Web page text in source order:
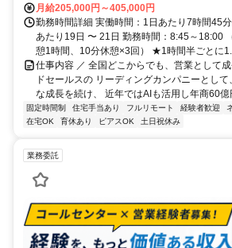
月給205,000円～405,000円
勤務時間詳細 実働時間：1日あたり7時間45
あたり19日 〜 21日 勤務時間：8:45～18:00
憩1時間、10分休憩×3回） ★1時間半ごとに1...
仕事内容 ／ 全国どこからでも、営業として
ドセールスの リーディングカンパニーとし
な成長を続け、 近年ではAIも活用し年商60億
固定時間制 住宅手当あり フルリモート 経験者歓迎
在宅OK
育休あり ピアスOK 土日祝休み
業務委託